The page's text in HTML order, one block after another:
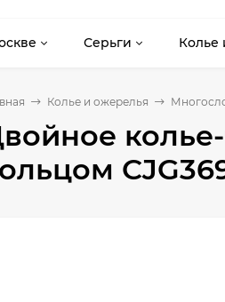
Серьги Колье
Колье и ожерелья